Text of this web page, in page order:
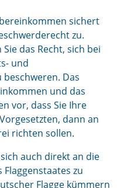
sichert
zu.
das Recht, sich bei
und
Das
und das
vor, dass Sie Ihre
dann an
richten sollen.
auch direkt an die
zu
Flagge kümmern